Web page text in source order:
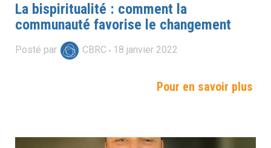
La bispiritualité : comment la
communauté favorise le changement
Posté par CBRC 18 janvier 2022
Pour en savoir plus